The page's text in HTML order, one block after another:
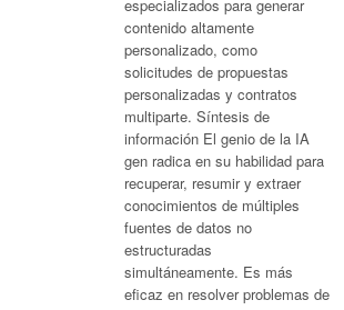
especializados para generar
contenido altamente
personalizado, como
solicitudes de propuestas
personalizadas y contratos
multiparte. Síntesis de
información El genio de la IA
gen radica en su habilidad para
recuperar, resumir y extraer
conocimientos de múltiples
fuentes de datos no
estructuradas
simultáneamente. Es más
eficaz en resolver problemas de